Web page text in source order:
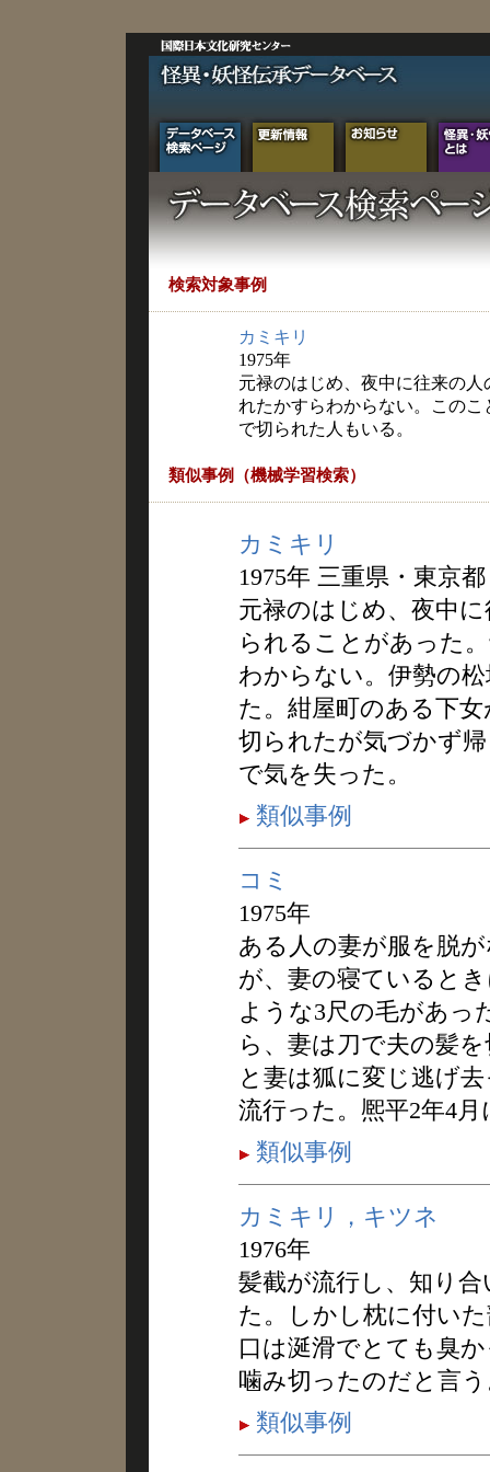
検索対象事例
カミキリ
1975年
元禄のはじめ、夜中に往来の
れたかすらわからない。この
で切られた人もいる。
類似事例（機械学習検索）
カミキリ
1975年 三重県・東京都
元禄のはじめ、夜中
られることがあった
わからない。伊勢の
た。紺屋町のある下
切られたが気づかず
で気を失った。
類似事例
コミ
1975年
ある人の妻が服を脱
が、妻の寝ていると
ような3尺の毛があっ
ら、妻は刀で夫の髪
と妻は狐に変じ逃げ
流行った。熈平2年4
類似事例
カミキリ，キツネ
1976年
髪截が流行し、知り
た。しかし枕に付い
口は涎滑でとても臭
噛み切ったのだと言
類似事例